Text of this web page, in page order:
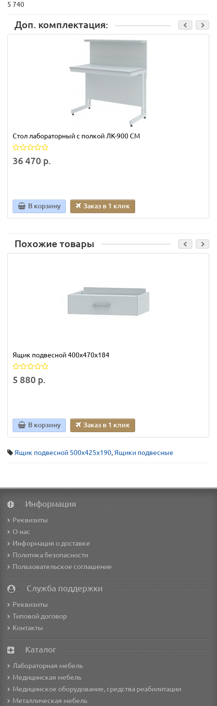
5 740
Доп. комплектация:
Стол лабораторный с полкой ЛК-900 СМ
36 470 р.
В корзину Заказ в 1 клик
Похожие товары
Ящик подвесной 400х470х184
5 880 р.
В корзину Заказ в 1 клик
Ящик подвесной 500х425х190, Ящики подвесные
Информация
Реквизиты
О нас
Информация о доставке
Политика безопасности
Пользовательское соглашение
Служба поддержки
Реквизиты
Типовой договор
Контакты
Каталог
Лабораторная мебель
Медицинская мебель
Медицинское оборудование, средства реабилитации
Металлическая мебель